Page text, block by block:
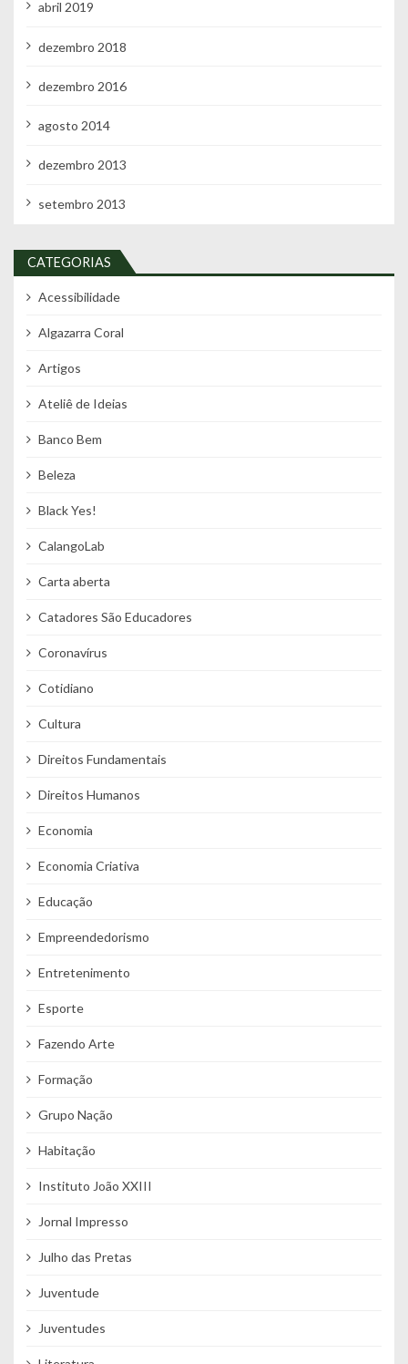
abril 2019
dezembro 2018
dezembro 2016
agosto 2014
dezembro 2013
setembro 2013
CATEGORIAS
Acessibilidade
Algazarra Coral
Artigos
Ateliê de Ideias
Banco Bem
Beleza
Black Yes!
CalangoLab
Carta aberta
Catadores São Educadores
Coronavírus
Cotidiano
Cultura
Direitos Fundamentais
Direitos Humanos
Economia
Economia Criativa
Educação
Empreendedorismo
Entretenimento
Esporte
Fazendo Arte
Formação
Grupo Nação
Habitação
Instituto João XXIII
Jornal Impresso
Julho das Pretas
Juventude
Juventudes